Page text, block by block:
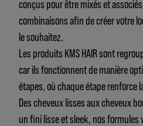
conçus pour être mixés et
combinaisons afin de créer votre
le souhaitez.
Les produits KMS HAIR sont
car ils fonctionnent de manière
étapes, où chaque étape renforce
Des cheveux lisses aux cheveux
un fini lisse et sleek, nos formules